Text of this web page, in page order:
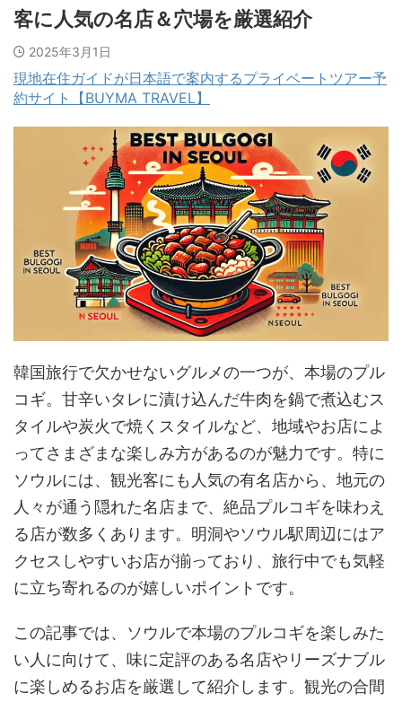
客に人気の名店＆穴場を厳選紹介
2025年3月1日
現地在住ガイドが日本語で案内するプライベートツアー予
約サイト【BUYMA TRAVEL】
韓国旅行で欠かせないグルメの一つが、本場のプル
コギ。甘辛いタレに漬け込んだ牛肉を鍋で煮込むス
タイルや炭火で焼くスタイルなど、地域やお店によ
ってさまざまな楽しみ方があるのが魅力です。特に
ソウルには、観光客にも人気の有名店から、地元の
人々が通う隠れた名店まで、絶品プルコギを味わえ
る店が数多くあります。明洞やソウル駅周辺にはア
クセスしやすいお店が揃っており、旅行中でも気軽
に立ち寄れるのが嬉しいポイントです。
この記事では、ソウルで本場のプルコギを楽しみた
い人に向けて、味に定評のある名店やリーズナブル
に楽しめるお店を厳選して紹介します。観光の合間